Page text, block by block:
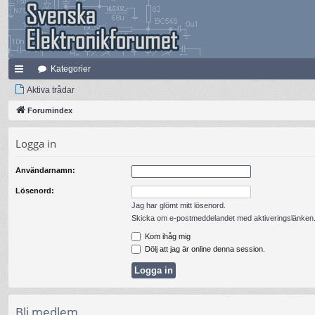
na
bb
ar
Kategorier
Aktiva trådar
Forumindex
Logga in
Användarnamn:
Lösenord:
Jag har glömt mitt lösenord.
Skicka om e-postmeddelandet med aktiveringslänken.
Kom ihåg mig
Dölj att jag är online denna session.